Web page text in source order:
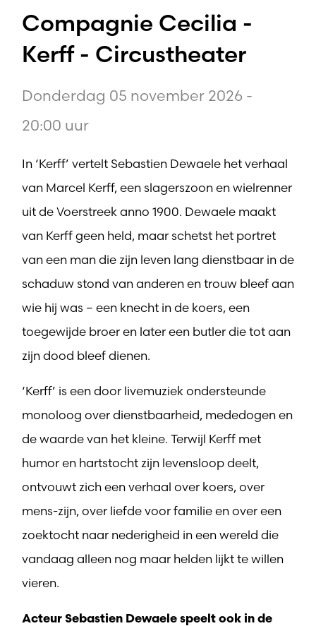
Compagnie Cecilia -
Kerff - Circustheater
Donderdag 05 november 2026 -
20:00 uur
In ‘Kerff’ vertelt Sebastien Dewaele het verhaal
van Marcel Kerff, een slagerszoon en wielrenner
uit de Voerstreek anno 1900. Dewaele maakt
van Kerff geen held, maar schetst het portret
van een man die zijn leven lang dienstbaar in de
schaduw stond van anderen en trouw bleef aan
wie hij was – een knecht in de koers, een
toegewijde broer en later een butler die tot aan
zijn dood bleef dienen.
‘Kerff’ is een door livemuziek ondersteunde
monoloog over dienstbaarheid, mededogen en
de waarde van het kleine. Terwijl Kerff met
humor en hartstocht zijn levensloop deelt,
ontvouwt zich een verhaal over koers, over
mens-zijn, over liefde voor familie en over een
zoektocht naar nederigheid in een wereld die
vandaag alleen nog maar helden lijkt te willen
vieren.
Acteur Sebastien Dewaele speelt ook in de